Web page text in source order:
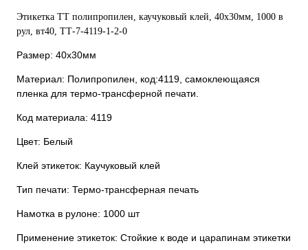
Этикетка ТТ полипропилен, каучуковый клей, 40х30мм, 1000 в
рул, вт40, TТ-7-4119-1-2-0
Размер: 40х30мм
Материал: Полипропилен, код:4119, самоклеющаяся
пленка для термо-трансферной печати.
Код материала: 4119
Цвет: Белый
Клей этикеток: Каучуковый клей
Тип печати: Термо-трансферная печать
Намотка в рулоне: 1000 шт
Применение этикеток: Стойкие к воде и царапинам этикетки